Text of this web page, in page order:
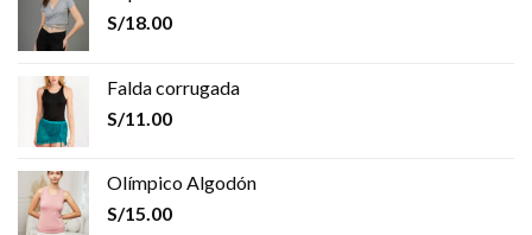
S/18.00
Falda corrugada
S/11.00
Olímpico Algodón
S/15.00